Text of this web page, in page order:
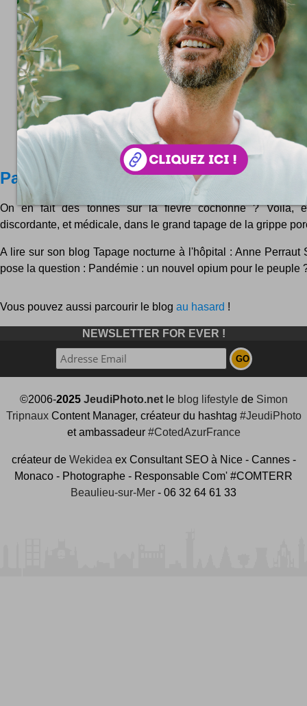
Pandémie : plan industriel bidon ?
On en fait des tonnes sur la fièvre cochonne ? Voilà,
discordante, et médicale, dans le grand tapage de la grippe
A lire sur son blog Tapage nocturne à l'hôpital : Anne Perraut
pose la question : Pandémie : un nouvel opium pour le peuple
Vous pouvez aussi parcourir le blog au hasard !
NEWSLETTER FOR EVER !
©2006-2025 JeudiPhoto.netle blog lifestylede Simon
TripnauxContent Manager, créateur du hashtag #JeudiPhoto
et ambassadeur #CotedAzurFrance
créateur de Wekidea ex Consultant SEO à Nice - Cannes -
Monaco - Photographe - Responsable Com' #COMTERR
Beaulieu-sur-Mer - 06 32 64 61 33